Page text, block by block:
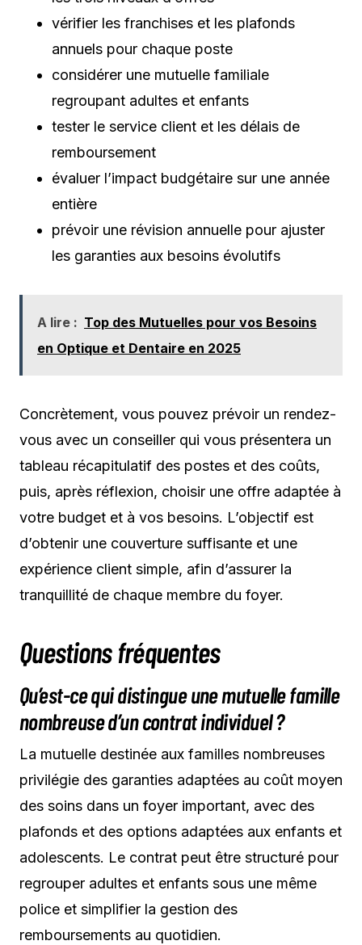
vérifier les franchises et les plafonds
annuels pour chaque poste
considérer une mutuelle familiale
regroupant adultes et enfants
tester le service client et les délais de
remboursement
évaluer l’impact budgétaire sur une année
entière
prévoir une révision annuelle pour ajuster
les garanties aux besoins évolutifs
A lire : Top des Mutuelles pour vos Besoins
en Optique et Dentaire en 2025
Concrètement, vous pouvez prévoir un rendez-
vous avec un conseiller qui vous présentera un
tableau récapitulatif des postes et des coûts,
puis, après réflexion, choisir une offre adaptée à
votre budget et à vos besoins. L’objectif est
d’obtenir une couverture suffisante et une
expérience client simple, afin d’assurer la
tranquillité de chaque membre du foyer.
Questions fréquentes
Qu’est-ce qui distingue une mutuelle famille
nombreuse d’un contrat individuel ?
La mutuelle destinée aux familles nombreuses
privilégie des garanties adaptées au coût moyen
des soins dans un foyer important, avec des
plafonds et des options adaptées aux enfants et
adolescents. Le contrat peut être structuré pour
regrouper adultes et enfants sous une même
police et simplifier la gestion des
remboursements au quotidien.